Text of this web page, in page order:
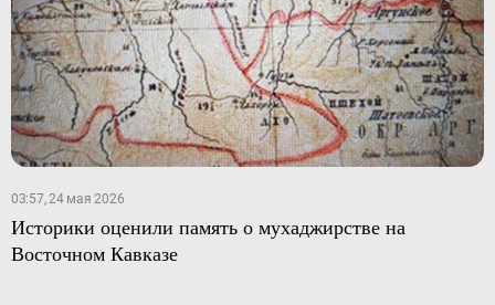
03:57, 24 мая 2026
Историки оценили память о мухаджирстве на
Восточном Кавказе